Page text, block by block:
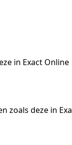
in Exact Online
zoals deze in